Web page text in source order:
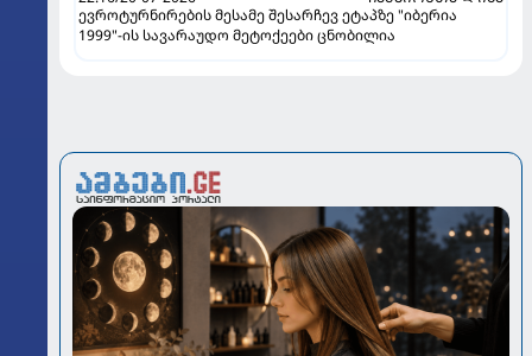
ევროტურნირების მესამე შესარჩევ ეტაპზე "იბერია
1999"-ის სავარაუდო მეტოქეები ცნობილია